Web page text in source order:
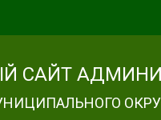
САЙТ